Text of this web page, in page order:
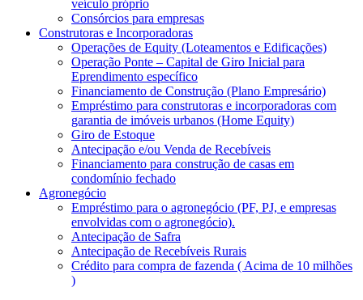
veículo próprio
Consórcios para empresas
Construtoras e Incorporadoras
Operações de Equity (Loteamentos e Edificações)
Operação Ponte – Capital de Giro Inicial para
Eprendimento específico
Financiamento de Construção (Plano Empresário)
Empréstimo para construtoras e incorporadoras com
garantia de imóveis urbanos (Home Equity)
Giro de Estoque
Antecipação e/ou Venda de Recebíveis
Financiamento para construção de casas em
condomínio fechado
Agronegócio
Empréstimo para o agronegócio (PF, PJ, e empresas
envolvidas com o agronegócio).
Antecipação de Safra
Antecipação de Recebíveis Rurais
Crédito para compra de fazenda ( Acima de 10 milhões
)